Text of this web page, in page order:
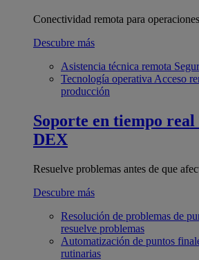
Conectividad remota para
Descubre más
Asistencia técnica remota
Tecnología operativa Acceso
producción
Soporte en tiempo real
DEX
Resuelve problemas antes de que
Descubre más
Resolución de problemas de
resuelve problemas
Automatización de puntos
rutinarias